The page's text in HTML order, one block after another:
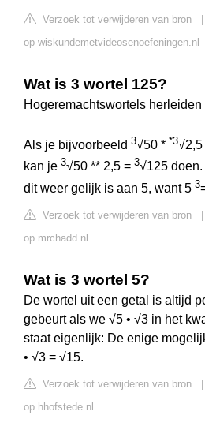
Verzoek tot verwijderen van bron
op wiskundemetvideosenoefeningen.nl
Wat is 3 wortel 125?
Hogeremachtswortels herleiden
Als je bijvoorbeeld 3√50 * *3
kan je 3√50 ** 2,5 = 3√125
dit weer gelijk is aan 5, want 5 3
Verzoek tot verwijderen van bron
op mrchadd.nl
Wat is 3 wortel 5?
De wortel uit een getal is altijd
gebeurt als we √5 • √3 in het
staat eigenlijk: De enige
• √3 = √15.
Verzoek tot verwijderen van bron
op hhofstede.nl